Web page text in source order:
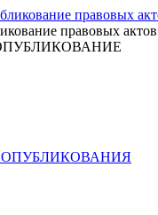
правовых актов